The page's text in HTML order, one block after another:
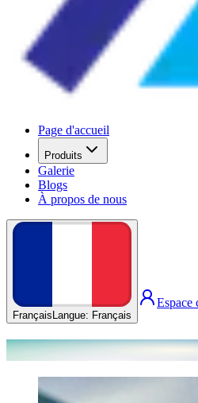
Page d'accueil
Produits
Galerie
Blogs
À propos de nous
Français Langue: Français
Espace
Nos articles de blog